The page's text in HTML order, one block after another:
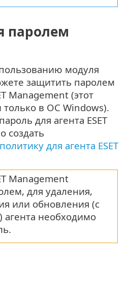
паролем
модуля
защитить паролем
Management (этот
только в ОС Windows).
для агента ESET
создать
политику для агента ESET
Management
для удаления,
или обновления (с
необходимо